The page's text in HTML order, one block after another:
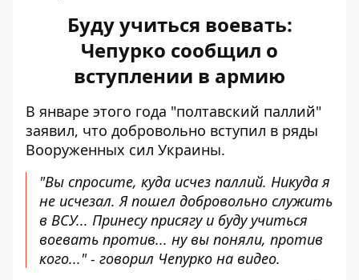
Буду учиться воевать:
Чепурко сообщил о
вступлении в армию
В январе этого года "полтавский паллий"
заявил, что добровольно вступил в ряды
Вооруженных сил Украины.
"Вы спросите, куда исчез паллий. Никуда я
не исчезал. Я пошел добровольно служить
в ВСУ... Принесу присягу и буду учиться
воевать против... ну вы поняли, против
кого..." - говорил Чепурко на видео.